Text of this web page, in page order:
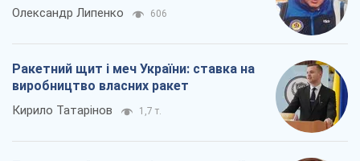
Олександр Липенко 606
Ракетний щит і меч України: ставка на
виробництво власних ракет
Кирило Татарінов 1,7 т.